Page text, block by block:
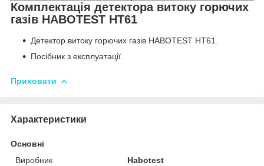
Комплектація детектора витоку горючих
газів HABOTEST HT61
Детектор витоку горючих газів HABOTEST HT61.
Посібник з експлуатації.
Приховати
Характеристики
Основні
Виробник
Habotest